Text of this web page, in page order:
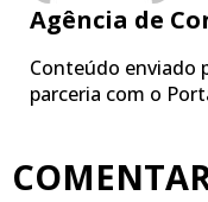
Agência de
Conteúdo enviado
parceria com o